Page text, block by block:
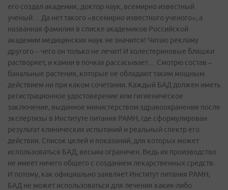
его создал академик, доктор наук, всемирно известный
ученый… Да нет такого «всемирно известного ученого», а
названная фамилия в списке академиков Российской
академии медицинских наук не значится! Читаю рекламу
другого – чего он только не лечит! И холестериновые бляшки
растворяет, и камни в почках рассасывает… Смотрю состав –
банальные растения, которые не обладают таким мощным
действием ни при каком сочетании. Каждый БАД должен иметь
регистрационное удостоверение или гигиеническое
заключение, выданное министерством здравоохранения после
экспертизы в Институте питания РАМН, где сформулирован
результат клинических испытаний и реальный спектр его
действия. Список целей и показаний, для которых может
использоваться БАД, весьма ограничен. Ведь их производство
не имеет ничего общего с созданием лекарственных средств.
И потому, как официально заявляет Институт питания РАМН,
БАД не может использоваться для лечения каких-либо